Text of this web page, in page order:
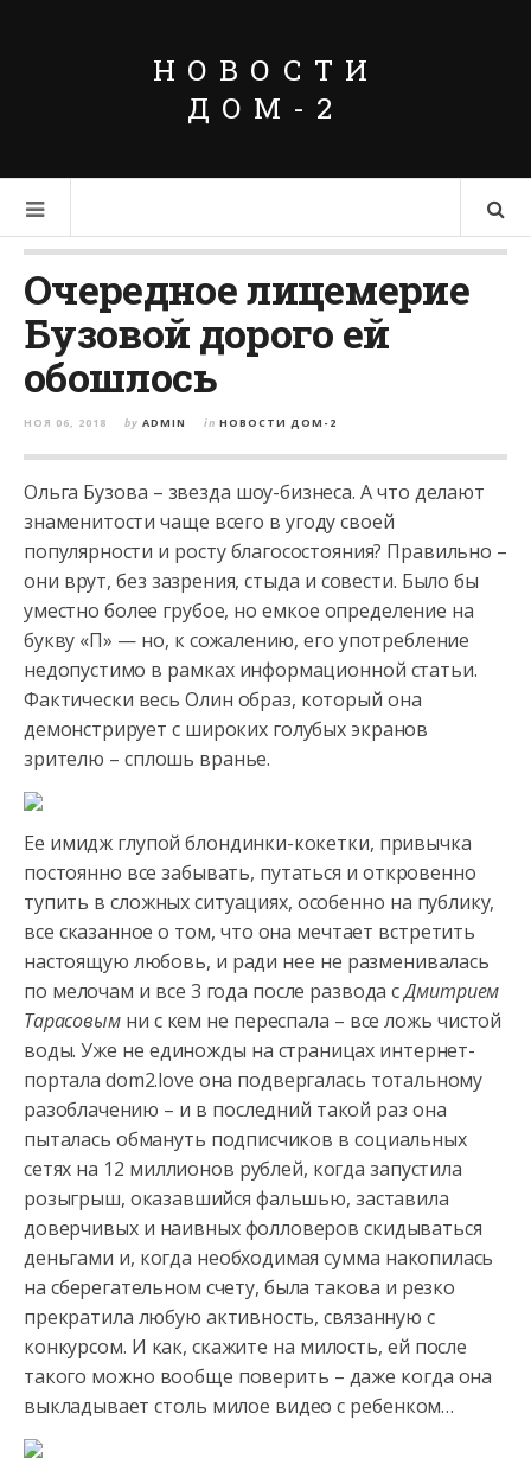
НОВОСТИ
ДОМ-2
Очередное лицемерие
Бузовой дорого ей
обошлось
НОЯ 06, 2018 by ADMIN in НОВОСТИ ДОМ-2
Ольга Бузова – звезда шоу-бизнеса. А что делают
знаменитости чаще всего в угоду своей
популярности и росту благосостояния? Правильно –
они врут, без зазрения, стыда и совести. Было бы
уместно более грубое, но емкое определение на
букву «П» — но, к сожалению, его употребление
недопустимо в рамках информационной статьи.
Фактически весь Олин образ, который она
демонстрирует с широких голубых экранов
зрителю – сплошь вранье.
Ее имидж глупой блондинки-кокетки, привычка
постоянно все забывать, путаться и откровенно
тупить в сложных ситуациях, особенно на публику,
все сказанное о том, что она мечтает встретить
настоящую любовь, и ради нее не разменивалась
по мелочам и все 3 года после развода сДмитрием
Тарасовымни с кем не переспала – все ложь чистой
воды. Уже не единожды на страницах интернет-
портала dom2.love она подвергалась тотальному
разоблачению – и в последний такой раз она
пыталась обмануть подписчиков в социальных
сетях на 12 миллионов рублей, когда запустила
розыгрыш, оказавшийся фальшью, заставила
доверчивых и наивных фолловеров скидываться
деньгами и, когда необходимая сумма накопилась
на сберегательном счету, была такова и резко
прекратила любую активность, связанную с
конкурсом. И как, скажите на милость, ей после
такого можно вообще поверить – даже когда она
выкладывает столь милое видео с ребенком…